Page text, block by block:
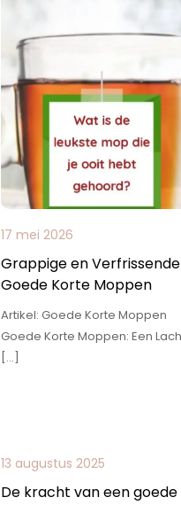
17 mei 2026
Grappige en Verfrissende
Goede Korte Moppen
Artikel: Goede Korte Moppen
Goede Korte Moppen: Een
[…]
13 augustus 2025
De kracht van een goede